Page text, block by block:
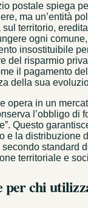
postale spiega
ma un’entità
territorio,
ogni
insostituibile
del risparmio
il pagamento
della sua
opera in un
l’obbligo di
Questo
e la distribuzione
standard
territoriale e
chi